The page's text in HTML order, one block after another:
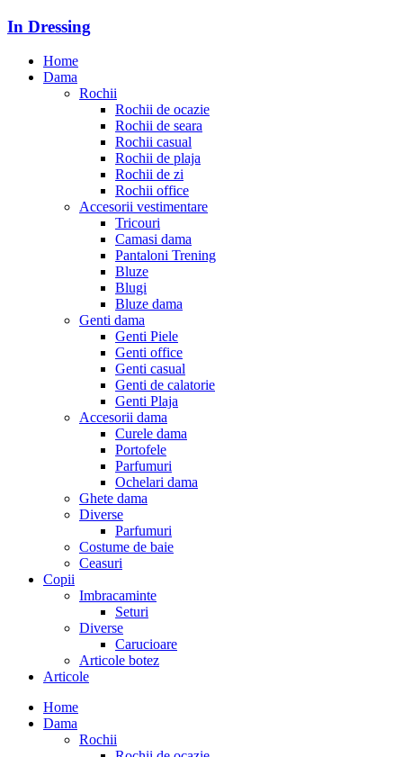
In Dressing
Home
Dama
Rochii
Rochii de ocazie
Rochii de seara
Rochii casual
Rochii de plaja
Rochii de zi
Rochii office
Accesorii vestimentare
Tricouri
Camasi dama
Pantaloni Trening
Bluze
Blugi
Bluze dama
Genti dama
Genti Piele
Genti office
Genti casual
Genti de calatorie
Genti Plaja
Accesorii dama
Curele dama
Portofele
Parfumuri
Ochelari dama
Ghete dama
Diverse
Parfumuri
Costume de baie
Ceasuri
Copii
Imbracaminte
Seturi
Diverse
Carucioare
Articole botez
Articole
Home
Dama
Rochii